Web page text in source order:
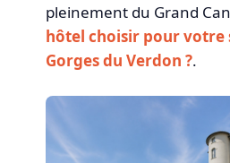
pleinement du Grand
hôtel choisir pour votre
Gorges du Verdon ?.